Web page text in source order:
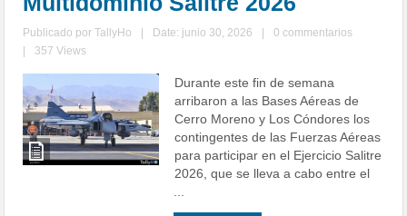
Publicado porTallyHo Date: junio 30, 2026
0 commentarios
357 Views
Durante este fin de semana
arribaron a las Bases Aéreas de
Cerro Moreno y Los Cóndores los
contingentes de las Fuerzas Aéreas
para participar en el Ejercicio Salitre
2026, que se lleva a cabo entre el
...